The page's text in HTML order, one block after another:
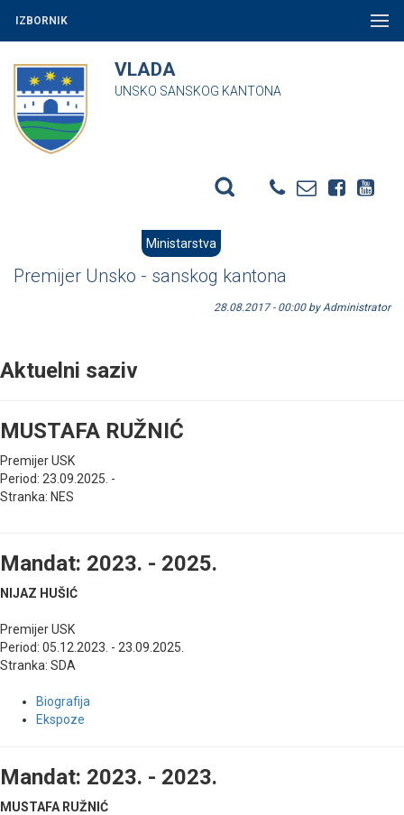
IZBORNIK
VLADA
UNSKO SANSKOG KANTONA
Ministarstva
Premijer Unsko - sanskog kantona
28.08.2017 - 00:00 by Administrator
Aktuelni saziv
MUSTAFA RUŽNIĆ
Premijer USK
Period: 23.09.2025. -
Stranka: NES
Mandat: 2023. - 2025.
NIJAZ HUŠIĆ
Premijer USK
Period: 05.12.2023. - 23.09.2025.
Stranka: SDA
Biografija
Ekspoze
Mandat: 2023. - 2023.
MUSTAFA RUŽNIĆ